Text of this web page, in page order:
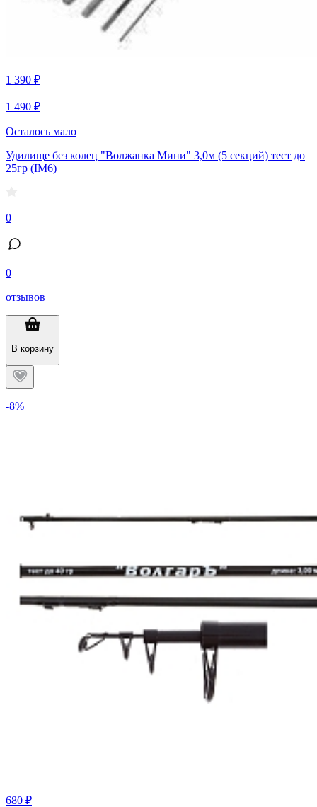
1 390 ₽
1 490 ₽
Осталось мало
Удилище без колец "Волжанка Мини" 3,0м (5 секций) тест до
25гр (IM6)
0
0
отзывов
В корзину
-8%
680 ₽